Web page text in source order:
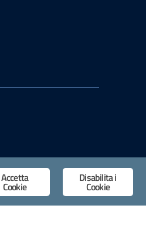
Disabilita i
Cookie
Accetta
Cookie